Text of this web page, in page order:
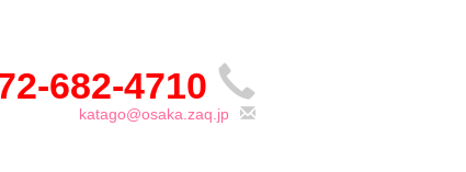
682-4710
katago@osaka.zaq.jp